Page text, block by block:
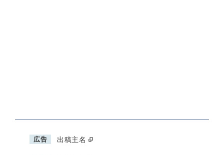
広告 出稿主名